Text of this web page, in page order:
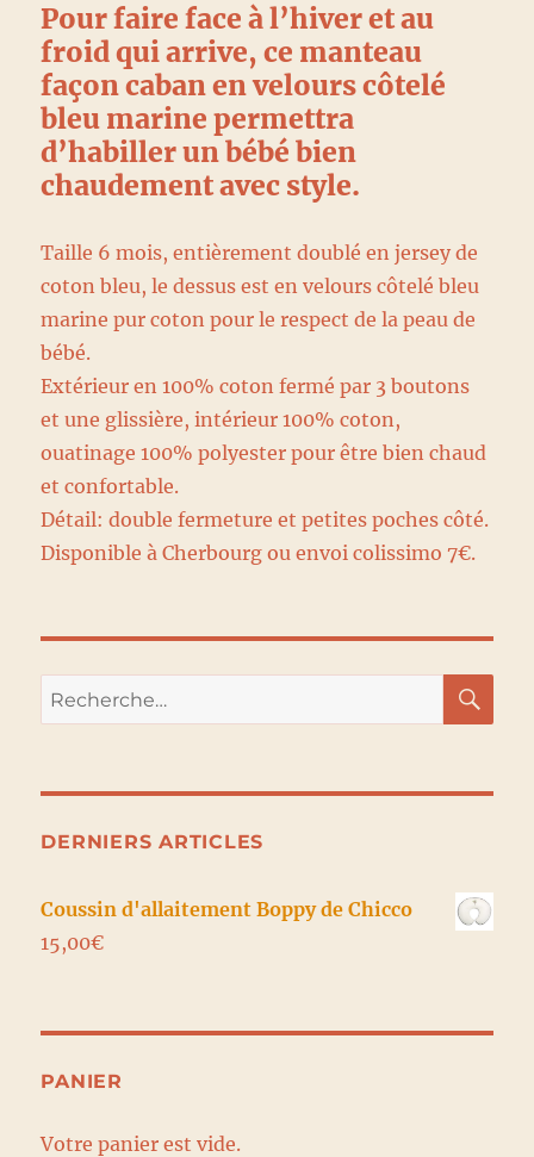
Pour faire face à l’hiver et au
froid qui arrive, ce manteau
façon caban en velours côtelé
bleu marine permettra
d’habiller un bébé bien
chaudement avec style.
Taille 6 mois, entièrement doublé en jersey de
coton bleu, le dessus est en velours côtelé bleu
marine pur coton pour le respect de la peau de
bébé.
Extérieur en 100% coton fermé par 3 boutons
et une glissière, intérieur 100% coton,
ouatinage 100% polyester pour être bien chaud
et confortable.
Détail: double fermeture et petites poches côté.
Disponible à Cherbourg ou envoi colissimo 7€.
Recherche
pour :
DERNIERS ARTICLES
Coussin d'allaitement Boppy de Chicco
15,00€
PANIER
Votre panier est vide.